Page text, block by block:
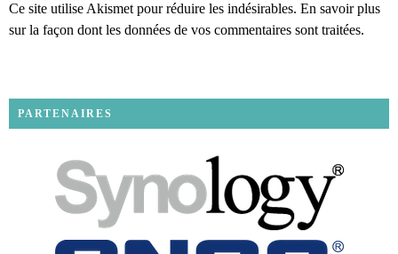
Ce site utilise Akismet pour réduire les indésirables. En savoir plus
sur la façon dont les données de vos commentaires sont traitées.
PARTENAIRES